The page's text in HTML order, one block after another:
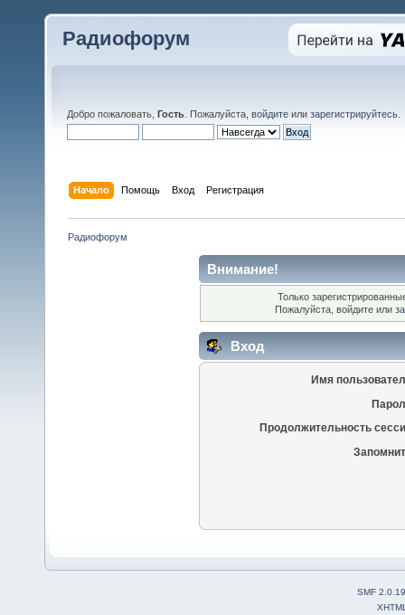
Радиофорум
Добро пожаловать, Гость . Пожалуйста, войдите или зарегистрируйтесь
Начало Помощь Вход Регистрация
Радиофорум
Внимание!
Только
Пожалуйста, войдите или
Вход
Имя
Продолжительность
SMF 2.0.19